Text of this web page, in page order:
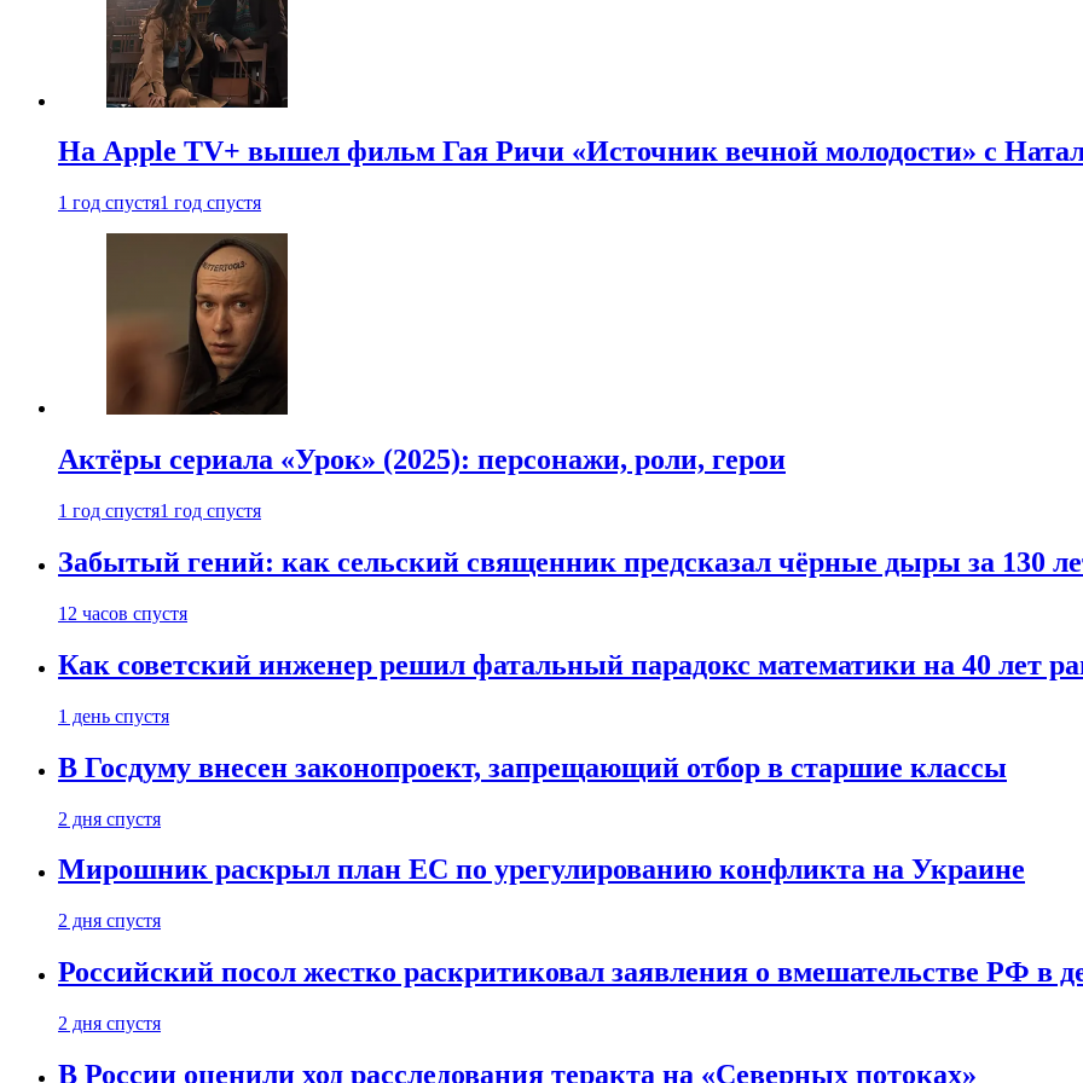
На Apple TV+ вышел фильм Гая Ричи «Источник вечной молодости» с
1 год спустя1 год спустя
Актёры сериала «Урок» (2025): персонажи, роли, герои
1 год спустя1 год спустя
Забытый гений: как сельский священник предсказал чёрные дыры за 130
12 часов спустя
Как советский инженер решил фатальный парадокс математики на 40 лет
1 день спустя
В Госдуму внесен законопроект, запрещающий отбор в старшие классы
2 дня спустя
Мирошник раскрыл план ЕС по урегулированию конфликта на Украине
2 дня спустя
Российский посол жестко раскритиковал заявления о вмешательстве РФ в
2 дня спустя
В России оценили ход расследования теракта на «Северных потоках»